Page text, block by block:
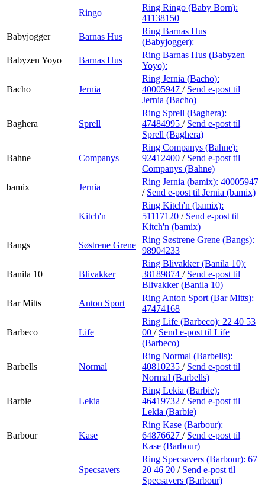
Ringo
Ring Ringo (Baby Born):
41138150
Babyjogger
Barnas Hus
Ring Barnas Hus
(Babyjogger):
Babyzen Yoyo
Barnas Hus
Ring Barnas Hus (Babyzen
Yoyo):
Bacho Jernia
Ring Jernia (Bacho):
40005947 / Send e-post til
Jernia (Bacho)
Baghera Sprell
Ring Sprell (Baghera):
47484995 / Send e-post til
Sprell (Baghera)
Bahne Companys
Ring Companys (Bahne):
92412400 / Send e-post til
Companys (Bahne)
bamix
Jernia
Ring Jernia (bamix): 40005947
/ Send e-post til Jernia (bamix)
Kitch'n
Ring Kitch'n (bamix):
51117120 / Send e-post til
Kitch'n (bamix)
Bangs
Søstrene Grene
Ring Søstrene Grene (Bangs):
98904233
Banila 10 Blivakker
Ring Blivakker (Banila 10):
38189874 / Send e-post til
Blivakker (Banila 10)
Bar Mitts
Anton Sport
Ring Anton Sport (Bar Mitts):
47474168
Barbeco Life
Ring Life (Barbeco): 22 40 53
00 / Send e-post til Life
(Barbeco)
Barbells Normal
Ring Normal (Barbells):
40810235 / Send e-post til
Normal (Barbells)
Barbie Lekia
Ring Lekia (Barbie):
46419732 / Send e-post til
Lekia (Barbie)
Barbour Kase
Ring Kase (Barbour):
64876627 / Send e-post til
Kase (Barbour)
Specsavers
Ring Specsavers (Barbour): 67
20 46 20 / Send e-post til
Specsavers (Barbour)